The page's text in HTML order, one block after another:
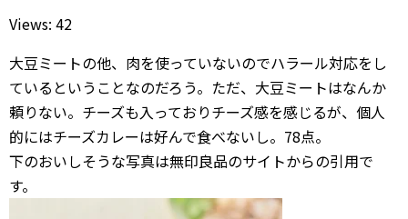
Views: 42
大豆ミートの他、肉を使っていないのでハラール対応をし
ているということなのだろう。ただ、大豆ミートはなんか
頼りない。チーズも入っておりチーズ感を感じるが、個人
的にはチーズカレーは好んで食べないし。78点。
下のおいしそうな写真は無印良品のサイトからの引用で
す。